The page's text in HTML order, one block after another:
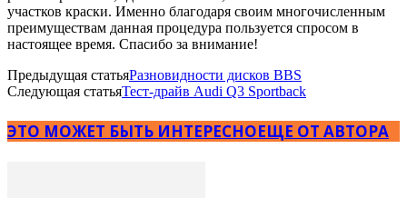
участков краски. Именно благодаря своим многочисленным
преимуществам данная процедура пользуется спросом в
настоящее время. Спасибо за внимание!
Предыдущая статьяРазновидности дисков BBS
Следующая статьяТест-драйв Audi Q3 Sportback
ЭТО МОЖЕТ БЫТЬ ИНТЕРЕСНОЕЩЕ ОТ АВТОРА